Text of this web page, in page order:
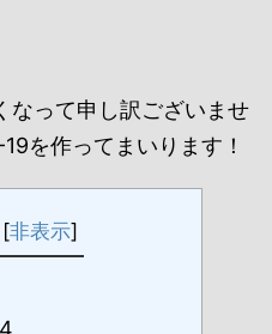
なって申し訳ございませ
を作ってまいります！
[非表示]